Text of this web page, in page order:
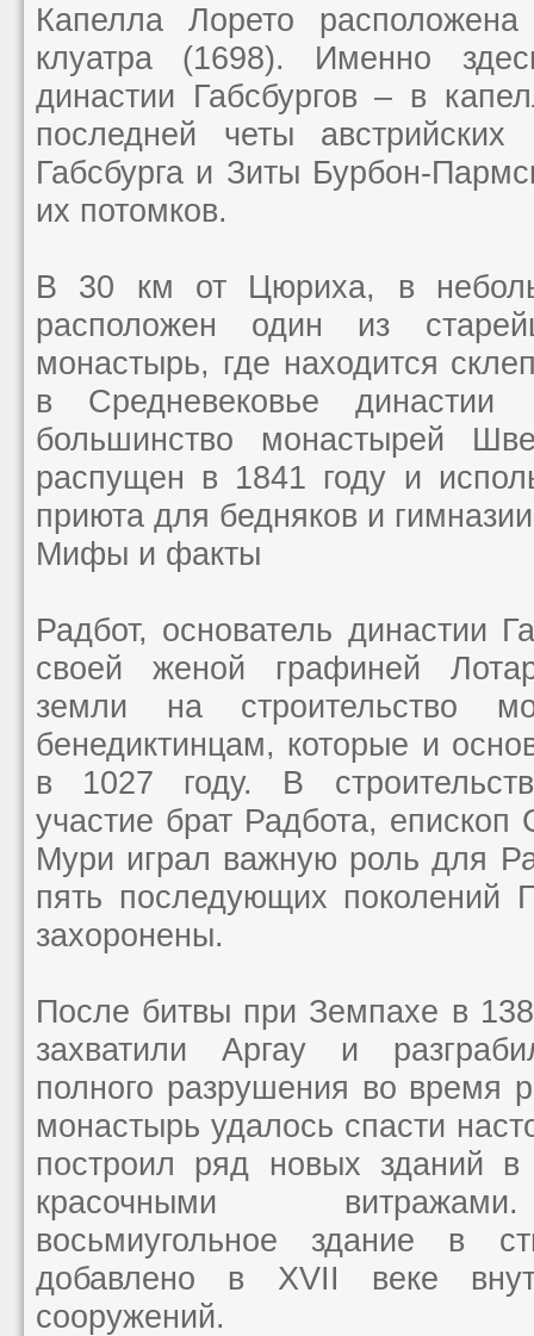
Капелла Лорето
клуатра (1698). Именно
династии Габсбургов – в
последней четы австрийских
Габсбурга и Зиты Бурбон-
их потомков.
В 30 км от Цюриха, в
расположен один из
монастырь, где находится
в Средневековье династии
большинство монастырей
распущен в 1841 году и
приюта для бедняков и
Мифы и факты
Радбот, основатель династии
своей женой графиней
земли на строительство
бенедиктинцам, которые и
в 1027 году. В
участие брат Радбота, епископ
Мури играл важную роль для
пять последующих поколений
захоронены.
После битвы при Земпахе в
захватили Аргау и
полного разрушения во время
монастырь удалось спасти
построил ряд новых зданий в
красочными
восьмиугольное здание в
добавлено в XVII веке
сооружений.